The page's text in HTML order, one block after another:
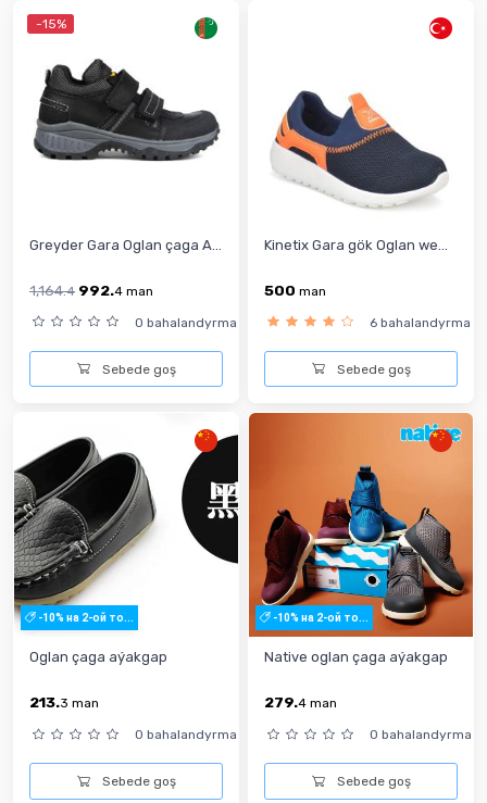
-15%
Greyder Gara Oglan çaga A...
1,164.4 992.4 man
0 bahalandyrma
Sebede goş
Kinetix Gara gök Oglan we...
500 man
6 bahalandyrma
Sebede goş
-10% на 2-ой то...
Oglan çaga aýakgap
213.3 man
0 bahalandyrma
Sebede goş
-10% на 2-ой то...
Native oglan çaga aýakgap
279.4 man
0 bahalandyrma
Sebede goş